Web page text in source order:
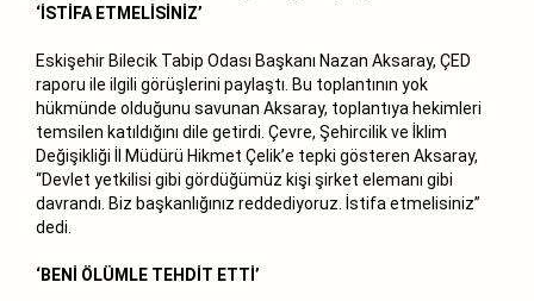
‘İSTİFA ETMELİSİNİZ’
Eskişehir Bilecik Tabip Odası Başkanı Nazan Aksaray, ÇED
raporu ile ilgili görüşlerini paylaştı. Bu toplantının yok
hükmünde olduğunu savunan Aksaray, toplantıya hekimleri
temsilen katıldığını dile getirdi. Çevre, Şehircilik ve İklim
Değişikliği İl Müdürü Hikmet Çelik’e tepki gösteren Aksaray,
“Devlet yetkilisi gibi gördüğümüz kişi şirket elemanı gibi
davrandı. Biz başkanlığınız reddediyoruz. İstifa etmelisiniz”
dedi.
‘BENİ ÖLÜMLE TEHDİT ETTİ’